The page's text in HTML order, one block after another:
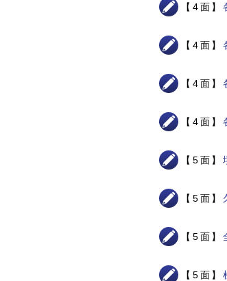
【4面】
【4面】
【4面】
【4面】
【5面】
【5面】
【5面】
【5面】